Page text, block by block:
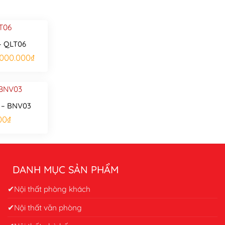
QLT06
₫Giá
hiện
BNV03
₫
DANH MỤC SẢN PHẨM
✔Nội thất phòng khách
✔Nội thất văn phòng